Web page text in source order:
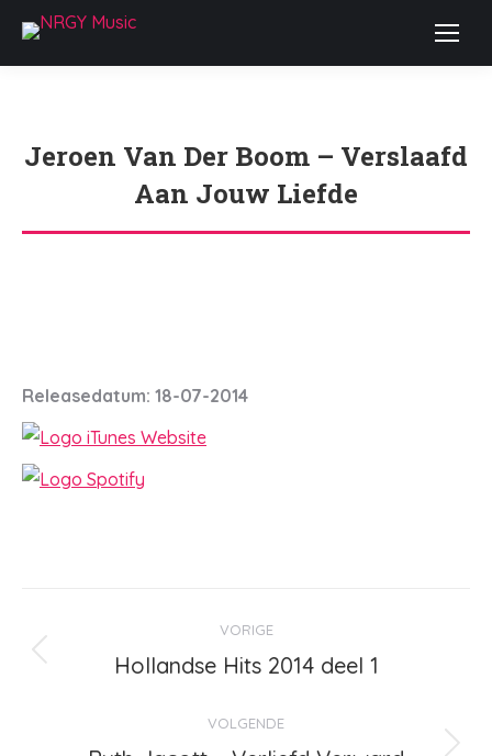
Jeroen Van Der Boom – Verslaafd
Aan Jouw Liefde
Je bent hier:
Releasedatum: 18-07-2014
navigatie
VORIGE
Vorig
Hollandse Hits 2014 deel 1
VOLGENDE